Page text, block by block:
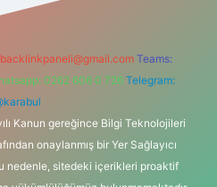
backlinkpaneli@gmail.com Teams:
0262 606 0 726 Telegram:
Kanun gereğince Bilgi Teknolojileri
onaylanmış bir Yer Sağlayıcı
nedenle, sitedeki içerikleri proaktif